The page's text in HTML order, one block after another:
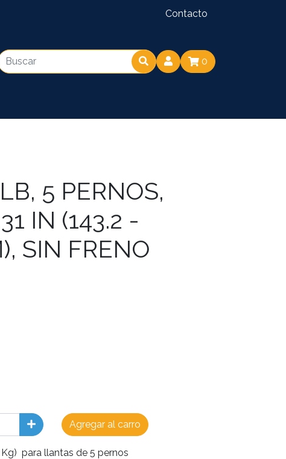
Contacto
0
5 PERNOS,
IN (143.2 -
SIN FRENO
Agregar al carro
para llantas de 5 pernos